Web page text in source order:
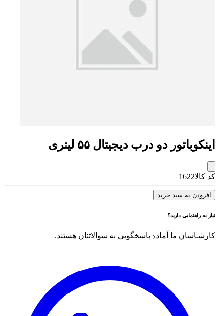
اینکوباتور دو درب دیجیتال ۵۵ لیتری
کد کالا1622
افزودن به سبد خرید
نیاز به راهنمایی دارید؟
کارشناسان ما آماده پاسخگویی به سوالاتتان هستند.